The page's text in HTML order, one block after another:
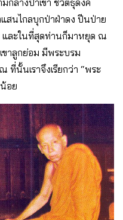
สนไกลบุกป่าฝ่าดง ปีนป่าย
และในที่สุดท่านก็มาหยุด ณ
ขาลูกย่อม มีพระบรม
ที่นั้นเราจึงเรียกว่า “พระ
อย